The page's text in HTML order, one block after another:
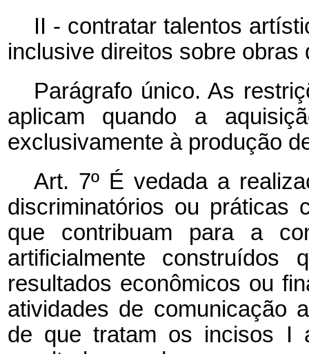
II - contratar talentos
inclusive direitos sobre obras
Parágrafo único. As
aplicam quando a
exclusivamente à produção
Art. 7º É vedada a
discriminatórios ou práticas
que contribuam para a
artificialmente construídos
resultados econômicos ou
atividades de comunicação
de que tratam os incisos I